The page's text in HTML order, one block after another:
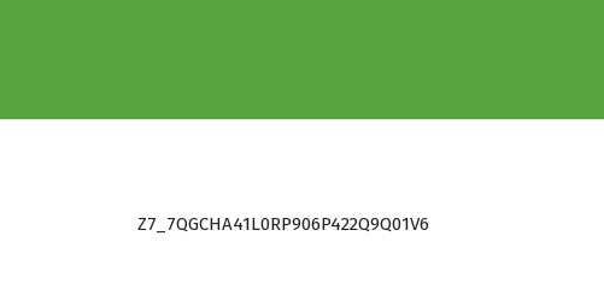
Z7_7QGCHA41L0RP906P422Q9Q01V6